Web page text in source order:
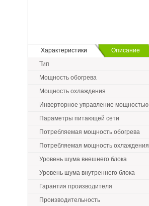
Характеристики
Описание
Тип
Мощность обогрева
Мощность охлаждения
Инверторное управление мощностью
Параметры питающей сети
Потребляемая мощность обогрева
Потребляемая мощность охлаждения
Уровень шума внешнего блока
Уровень шума внутреннего блока
Гарантия производителя
Производительность